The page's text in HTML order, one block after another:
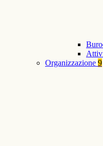
Organizzazione 9